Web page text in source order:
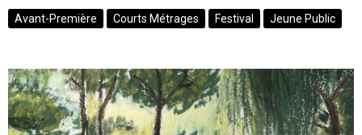
Avant-Première Courts Métrages Festival Jeune Public